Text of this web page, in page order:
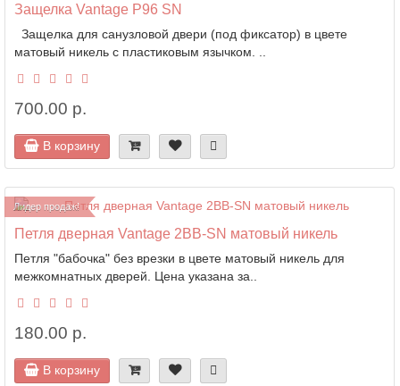
Защелка Vantage P96 SN
Защелка для санузловой двери (под фиксатор) в цвете
матовый никель с пластиковым язычком. ..
700.00 р.
В корзину
Лидер продаж!
Петля дверная Vantage 2BB-SN матовый никель
Петля "бабочка" без врезки в цвете матовый никель для
межкомнатных дверей. Цена указана за..
180.00 р.
В корзину